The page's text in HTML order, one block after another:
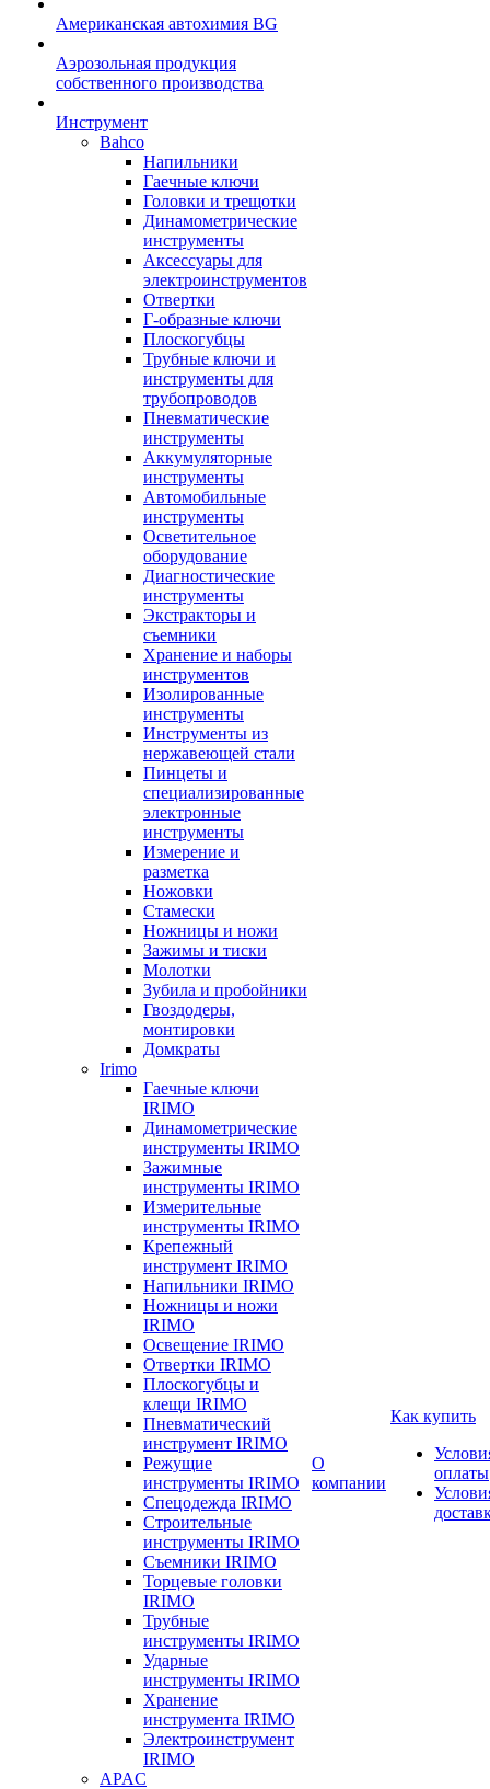
Американская автохимия BG
Аэрозольная продукция
собственного производства
Инструмент
Bahco
Напильники
Гаечные ключи
Головки и трещотки
Динамометрические
инструменты
Аксессуары для
электроинструментов
Отвертки
Г-образные ключи
Плоскогубцы
Трубные ключи и
инструменты для
трубопроводов
Пневматические
инструменты
Аккумуляторные
инструменты
Автомобильные
инструменты
Осветительное
оборудование
Диагностические
инструменты
Экстракторы и
съемники
Хранение и наборы
инструментов
Изолированные
инструменты
Инструменты из
нержавеющей стали
Пинцеты и
специализированные
электронные
инструменты
Измерение и
разметка
Ножовки
Стамески
Ножницы и ножи
Зажимы и тиски
Молотки
Зубила и пробойники
Гвоздодеры,
монтировки
Домкраты
Irimo
Гаечные ключи
IRIMO
Динамометрические
инструменты IRIMO
Зажимные
инструменты IRIMO
Измерительные
инструменты IRIMO
Крепежный
инструмент IRIMO
Напильники IRIMO
Ножницы и ножи
IRIMO
Освещение IRIMO
Отвертки IRIMO
Плоскогубцы и
клещи IRIMO
Пневматический
инструмент IRIMO
Режущие
инструменты IRIMO
Спецодежда IRIMO
Строительные
инструменты IRIMO
Съемники IRIMO
Торцевые головки
IRIMO
Трубные
инструменты IRIMO
Ударные
инструменты IRIMO
Хранение
инструмента IRIMO
Электроинструмент
IRIMO
APAC
О
компании
Как купить
оплаты